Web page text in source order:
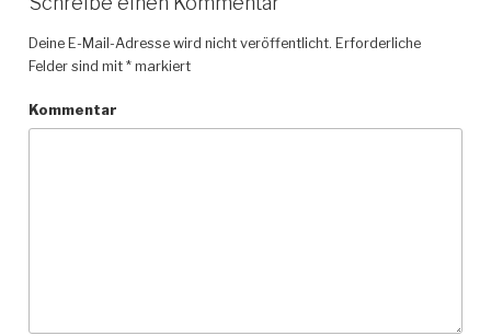
Deine E-Mail-Adresse wird nicht veröffentlicht. Erforderliche
Felder sind mit *markiert
Kommentar